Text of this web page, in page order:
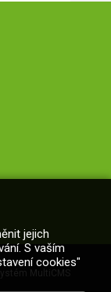
jejich
S vaším
cookies"